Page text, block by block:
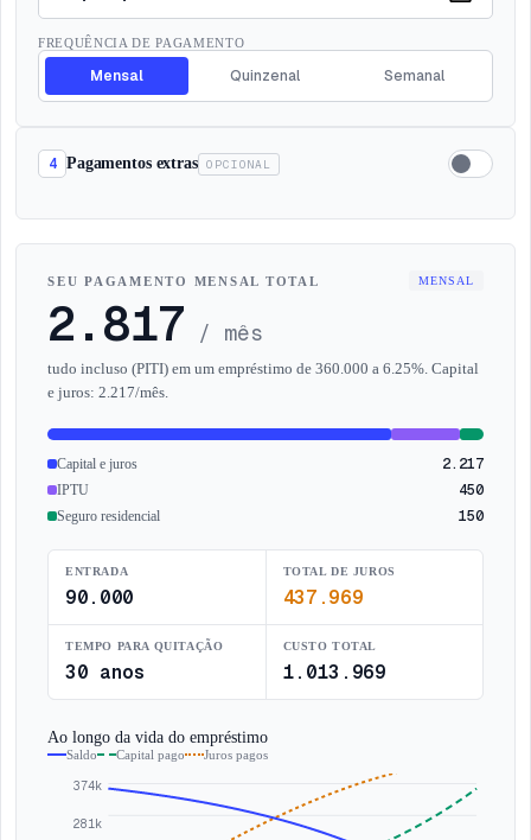
FREQUÊNCIA DE PAGAMENTO
Mensal Quinzenal Semanal
4 Pagamentos extras OPCIONAL
SEU PAGAMENTO MENSAL TOTAL MENSAL
2.817 / mês
tudo incluso (PITI) em um empréstimo de 360.000 a 6.25%. Capital
e juros: 2.217/mês.
Capital e juros 2.217
IPTU 450
Seguro residencial 150
ENTRADA
90.000
TOTAL DE JUROS
437.969
TEMPO PARA QUITAÇÃO
30 anos
CUSTO TOTAL
1.013.969
Ao longo da vida do empréstimo
Saldo Capital pago Juros pagos
374k
281k